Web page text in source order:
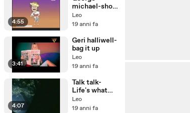
4:55
michael-shot
the dog
Leo
19 anni fa
3:41
Geri halliwell-
bag it up
Leo
19 anni fa
4:07
Talk talk-
Life's what
you make it
Leo
19 anni fa